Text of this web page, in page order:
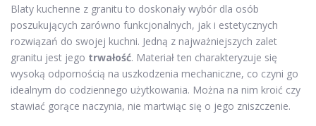
Blaty kuchenne z granitu to doskonały wybór dla osób
poszukujących zarówno funkcjonalnych, jak i estetycznych
rozwiązań do swojej kuchni. Jedną z najważniejszych zalet
granitu jest jego trwałość. Materiał ten charakteryzuje się
wysoką odpornością na uszkodzenia mechaniczne, co czyni go
idealnym do codziennego użytkowania. Można na nim kroić czy
stawiać gorące naczynia, nie martwiąc się o jego zniszczenie.